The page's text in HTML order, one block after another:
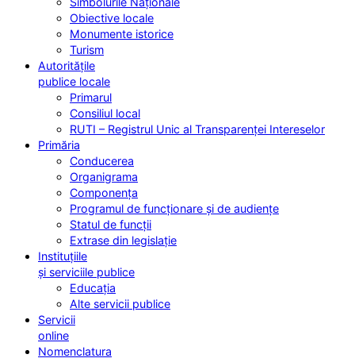
Obiective locale
Monumente istorice
Turism
Autoritățile
publice locale
Primarul
Consiliul local
RUTI – Registrul Unic al Transparenței Intereselor
Primăria
Conducerea
Organigrama
Componența
Programul de funcționare și de audiențe
Statul de funcții
Extrase din legislație
Instituțiile
și serviciile publice
Educația
Alte servicii publice
Servicii
online
Nomenclatura